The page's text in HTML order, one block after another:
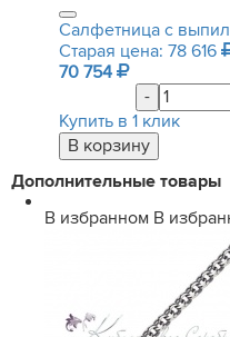
Салфетница с
Старая цена: 78 616
70 754
-
Купить в 1 клик
Дополнительные товары
В избранном В